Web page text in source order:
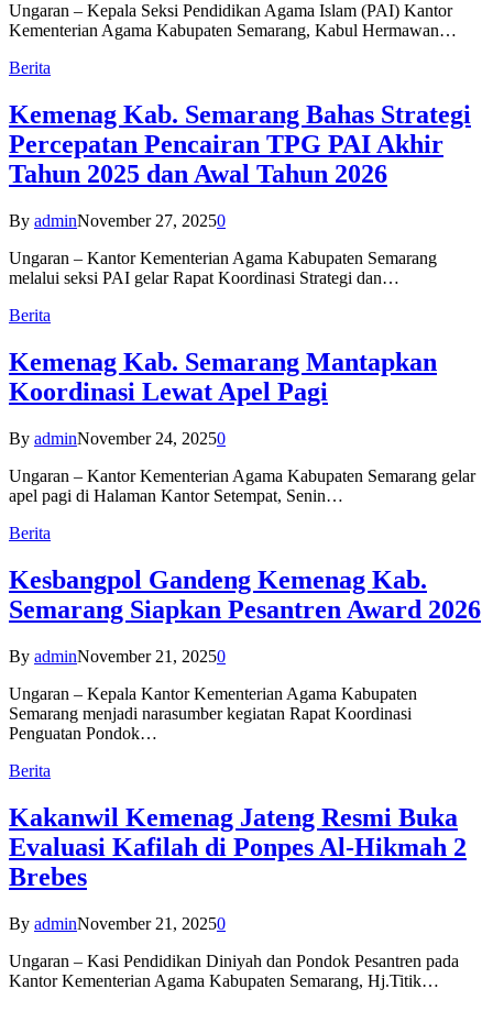
Ungaran – Kepala Seksi Pendidikan Agama Islam (PAI) Kantor
Kementerian Agama Kabupaten Semarang, Kabul Hermawan…
Berita
Kemenag Kab. Semarang Bahas Strategi
Percepatan Pencairan TPG PAI Akhir
Tahun 2025 dan Awal Tahun 2026
By adminNovember 27, 20250
Ungaran – Kantor Kementerian Agama Kabupaten Semarang
melalui seksi PAI gelar Rapat Koordinasi Strategi dan…
Berita
Kemenag Kab. Semarang Mantapkan
Koordinasi Lewat Apel Pagi
By adminNovember 24, 20250
Ungaran – Kantor Kementerian Agama Kabupaten Semarang gelar
apel pagi di Halaman Kantor Setempat, Senin…
Berita
Kesbangpol Gandeng Kemenag Kab.
Semarang Siapkan Pesantren Award 2026
By adminNovember 21, 20250
Ungaran – Kepala Kantor Kementerian Agama Kabupaten
Semarang menjadi narasumber kegiatan Rapat Koordinasi
Penguatan Pondok…
Berita
Kakanwil Kemenag Jateng Resmi Buka
Evaluasi Kafilah di Ponpes Al-Hikmah 2
Brebes
By adminNovember 21, 20250
Ungaran – Kasi Pendidikan Diniyah dan Pondok Pesantren pada
Kantor Kementerian Agama Kabupaten Semarang, Hj.Titik…